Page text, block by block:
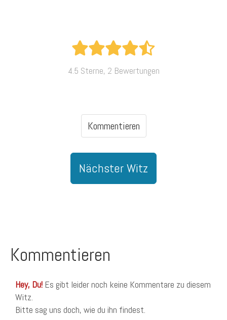
4.5 Sterne, 2 Bewertungen
Kommentieren
Nächster Witz
Kommentieren
Hey, Du! Es gibt leider noch keine Kommentare zu diesem
Witz.
Bitte sag uns doch, wie du ihn findest.